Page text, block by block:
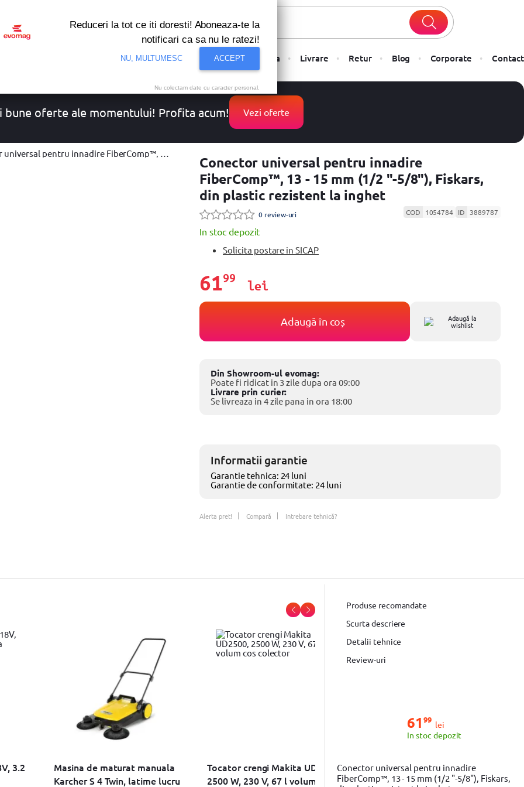
Oferte Resigilate Solutii de Plata Livrare Retur Blog Corporate Contact
bune oferte ale momentului! Profita acum! Vezi oferte
innadire FiberComp™, 13 - 15 mm (1/2 "-5/8"), Fiskars, din plastic rezistent la inghet
Conector universal pentru innadire
FiberComp™, 13 - 15 mm (1/2 "-5/8"), Fiskars,
din plastic rezistent la inghet
0 review-uri COD 1054784 ID 3889787
In stoc depozit
Solicita postare in SICAP
6199
lei
Adaugă în coș Adaugă la
wishlist
Din Showroom-ul evomag:
Poate fi ridicat in 3 zile dupa ora 09:00
Livrare prin curier:
Se livreaza in 4 zile pana in ora 18:00
Informatii garantie
Garantie tehnica: 24 luni
Garantie de conformitate: 24 luni
Alerta pret! Compară Intrebare tehnică?
Produse recomandate
Scurta descriere
Detalii tehnice
Review-uri
61 99 lei
In stoc depozit
Conector universal pentru innadire
FiberComp™, 13 - 15 mm (1/2 "-5/8"), Fiskars,
3.2
Masina de maturat manuala
Karcher S 4 Twin, latime lucru
Tocator crengi Makita UD2500,
2500 W, 230 V, 67 l volum cos
Masina de maturat manuala
Karcher S 6 Twin, 860mm, 3000
Reduceri la tot ce iti doresti! Aboneaza-te la
notificari ca sa nu le ratezi!
NU, MULTUMESC ACCEPT
Nu colectam date cu caracter personal.